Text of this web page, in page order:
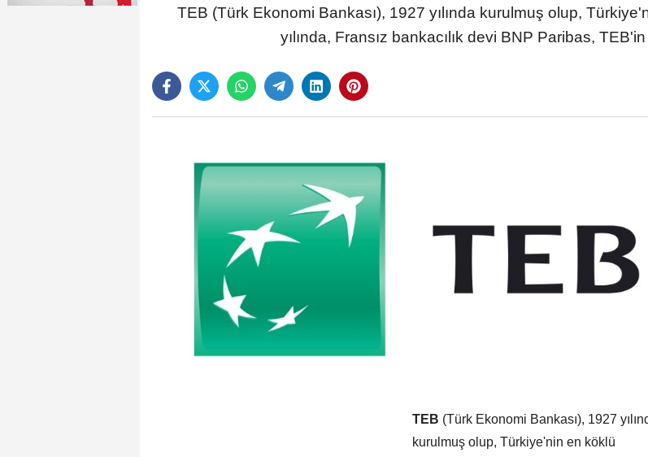
TEB (Türk Ekonomi Bankası), 1927 yılında kurulmuş olup,
yılında, Fransız bankacılık devi BNP Paribas,
TEB (Türk Ekonomi Bankası), 1927
kurulmuş olup, Türkiye'nin en köklü